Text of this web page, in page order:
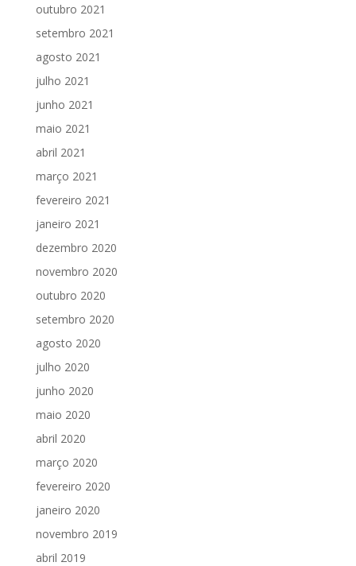
outubro 2021
setembro 2021
agosto 2021
julho 2021
junho 2021
maio 2021
abril 2021
março 2021
fevereiro 2021
janeiro 2021
dezembro 2020
novembro 2020
outubro 2020
setembro 2020
agosto 2020
julho 2020
junho 2020
maio 2020
abril 2020
março 2020
fevereiro 2020
janeiro 2020
novembro 2019
abril 2019